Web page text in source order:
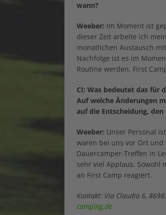
wann?
Weeber: Im Moment ist
dieser Zeit arbeite ich
monatlichen Austausch
Nachfolge ist es im
Routine werden. First
CI: Was bedeutet das für
Auf welche Änderungen
auf die Entscheidung,
Weeber: Unser Personal
waren bei uns vor Ort und
Dauercamper-Treffen in
sehr viel Applaus. Sowohl
an First Camp reagiert.
Kontakt: Via Claudia 6,
camping.de